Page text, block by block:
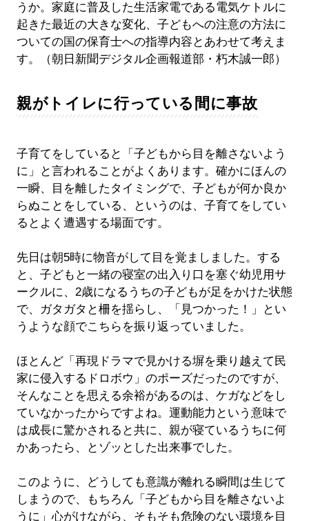
うか。家庭に普及した生活家電である電気ケトルに
起きた最近の大きな変化、子どもへの注意の方法に
ついての国の保育士への指導内容とあわせて考えま
す。（朝日新聞デジタル企画報道部・朽木誠一郎）
親がトイレに行っている間に事故
子育てをしていると「子どもから目を離さないよう
に」と言われることがよくあります。確かにほんの
一瞬、目を離したタイミングで、子どもが何か良か
らぬことをしている、というのは、子育てをしてい
るとよく遭遇する場面です。
先日は朝5時に物音がして目を覚ましました。する
と、子どもと一緒の寝室の出入り口を塞ぐ幼児用サ
ークルに、2歳になるうちの子どもが足をかけた状態
で、ガタガタと柵を揺らし、「見つかった！」とい
うような顔でこちらを振り返っていました。
ほとんど「再現ドラマで見かける塀を乗り越えて民
家に侵入するドロボウ」のポーズだったのですが、
そんなことを思える余裕があるのは、ケガなどをし
ていなかったからですよね。運動能力という意味で
は成長に驚かされると共に、親が寝ているうちに何
かあったら、とゾッとした出来事でした。
このように、どうしても意識が離れる瞬間は生じて
しまうので、もちろん「子どもから目を離さないよ
うに」心がけながら、そもそも危険のない環境を目